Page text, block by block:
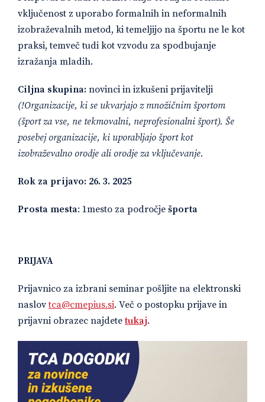
vključenost z uporabo formalnih in neformalnih
izobraževalnih metod, ki temeljijo na športu ne le kot
praksi, temveč tudi kot vzvodu za spodbujanje
izražanja mladih.
Ciljna skupina: novinci in izkušeni prijavitelji
(!Organizacije, ki se ukvarjajo z množičnim športom
(šport za vse, ne tekmovalni, neprofesionalni šport). Še
posebej organizacije, ki uporabljajo šport kot
izobraževalno orodje ali orodje za vključevanje.
Rok za prijavo: 26. 3. 2025
Prosta mesta: 1mesto za področje športa
PRIJAVA
Prijavnico za izbrani seminar pošljite na elektronski
naslovtca@cmepius.si. Več o postopku prijave in
prijavni obrazec najdetetukaj.